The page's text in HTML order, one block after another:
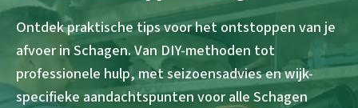
Ontdek praktische tips voor het ontstoppen van je
afvoer in Schagen. Van DIY-methoden tot
professionele hulp, met seizoensadvies en wijk-
specifieke aandachtspunten voor alle Schagen